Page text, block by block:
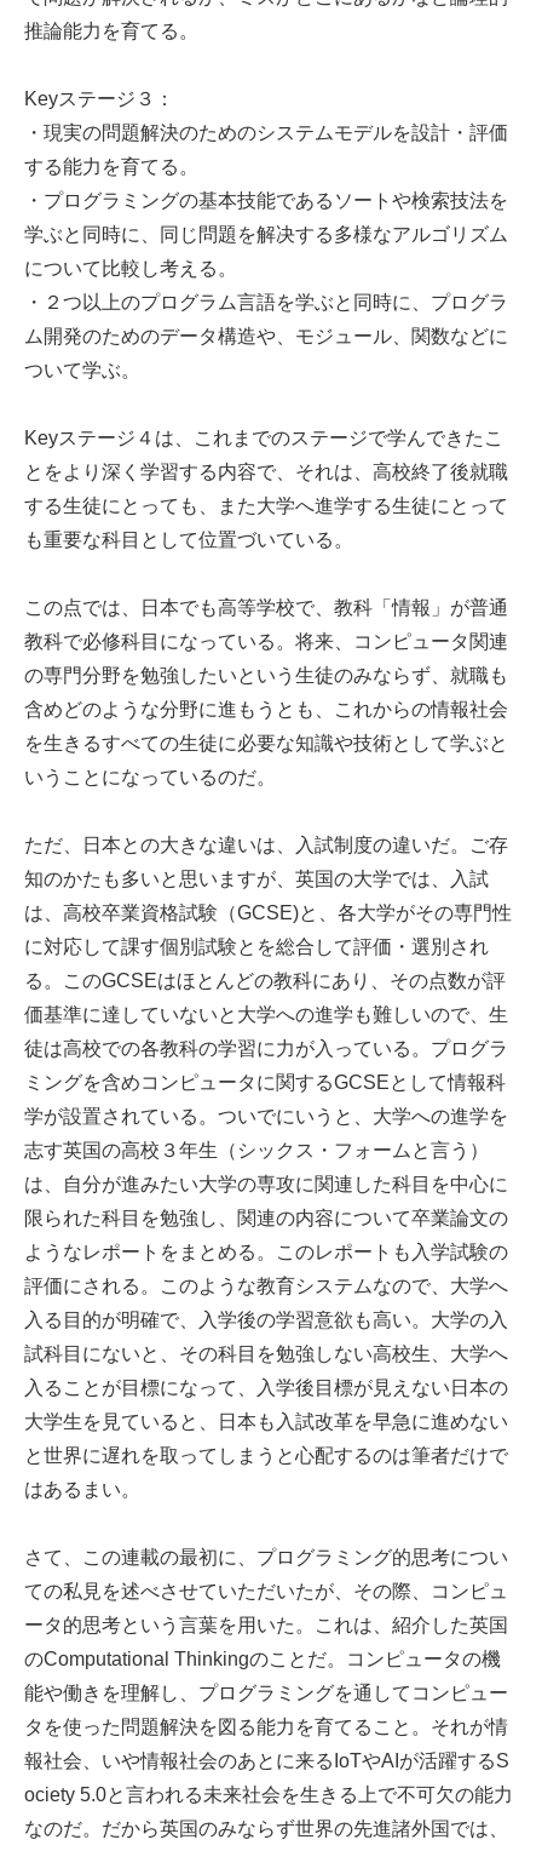
推論能力を育てる。
Keyステージ３：
・現実の問題解決のためのシステムモデルを設計・評価
する能力を育てる。
・プログラミングの基本技能であるソートや検索技法を
学ぶと同時に、同じ問題を解决する多様なアルゴリズム
について比較し考える。
・２つ以上のプログラム言語を学ぶと同時に、プログラ
ム開発のためのデータ構造や、モジュール、関数などに
ついて学ぶ。
Keyステージ４は、これまでのステージで学んできたこ
とをより深く学習する内容で、それは、高校終了後就職
する生徒にとっても、また大学へ進学する生徒にとって
も重要な科目として位置づいている。
この点では、日本でも高等学校で、教科「情報」が普通
教科で必修科目になっている。将来、コンピュータ関連
の専門分野を勉強したいという生徒のみならず、就職も
含めどのような分野に進もうとも、これからの情報社会
を生きるすべての生徒に必要な知識や技術として学ぶと
いうことになっているのだ。
ただ、日本との大きな違いは、入試制度の違いだ。ご存
知のかたも多いと思いますが、英国の大学では、入試
は、高校卒業資格試験（GCSE)と、各大学がその専門性
に対応して課す個別試験とを総合して評価・選別され
る。このGCSEはほとんどの教科にあり、その点数が評
価基準に達していないと大学への進学も難しいので、生
徒は高校での各教科の学習に力が入っている。プログラ
ミングを含めコンピュータに関するGCSEとして情報科
学が設置されている。ついでにいうと、大学への進学を
志す英国の高校３年生（シックス・フォームと言う）
は、自分が進みたい大学の専攻に関連した科目を中心に
限られた科目を勉強し、関連の内容について卒業論文の
ようなレポートをまとめる。このレポートも入学試験の
評価にされる。このような教育システムなので、大学へ
入る目的が明確で、入学後の学習意欲も高い。大学の入
試科目にないと、その科目を勉強しない高校生、大学へ
入ることが目標になって、入学後目標が見えない日本の
大学生を見ていると、日本も入試改革を早急に進めない
と世界に遅れを取ってしまうと心配するのは筆者だけで
はあるまい。
さて、この連載の最初に、プログラミング的思考につい
ての私見を述べさせていただいたが、その際、コンピュ
ータ的思考という言葉を用いた。これは、紹介した英国
のComputational Thinkingのことだ。コンピュータの機
能や働きを理解し、プログラミングを通してコンピュー
タを使った問題解決を図る能力を育てること。それが情
報社会、いや情報社会のあとに来るIoTやAIが活躍するS
ociety 5.0と言われる未来社会を生きる上で不可欠の能力
なのだ。だから英国のみならず世界の先進諸外国では、